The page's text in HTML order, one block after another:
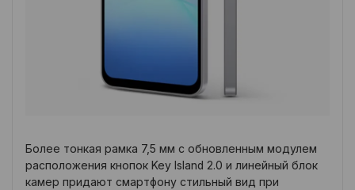
Более тонкая рамка 7,5 мм с обновленным модулем
расположения кнопок Key Island 2.0 и линейный блок
камер придают смартфону стильный вид при